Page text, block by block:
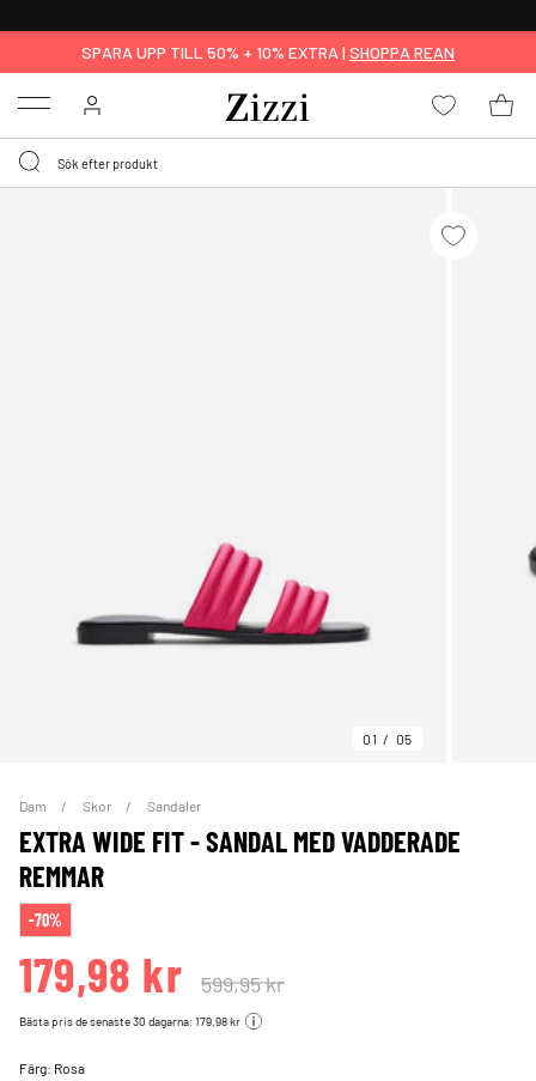
SPARA UPP TILL 50% + 10% EXTRA | SHOPPA REAN
Menu
01 05
Dam Skor Sandaler
EXTRA WIDE FIT - SANDAL MED VADDERADE
REMMAR
-70%
179,98 kr 599,95 kr
Bästa pris de senaste 30 dagarna: 179,98 kr
Färg: Rosa